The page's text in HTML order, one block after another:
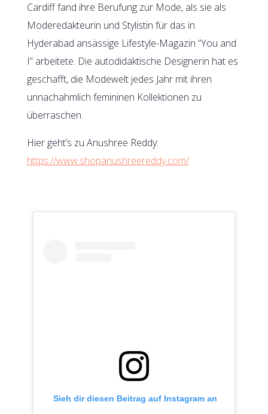
Cardiff fand ihre Berufung zur Mode, als sie als
Moderedakteurin und Stylistin für das in
Hyderabad ansässige Lifestyle-Magazin “You and
I” arbeitete. Die autodidaktische Designerin hat es
geschafft, die Modewelt jedes Jahr mit ihren
unnachahmlich femininen Kollektionen zu
überraschen.
Hier geht’s zu Anushree Reddy:
https://www.shopanushreereddy.com/
Sieh dir diesen Beitrag auf Instagram an